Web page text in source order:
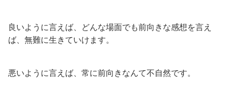
良いように言えば、どんな場面でも前向きな感想を言え
ば、無難に生きていけます。
悪いように言えば、常に前向きなんて不自然です。